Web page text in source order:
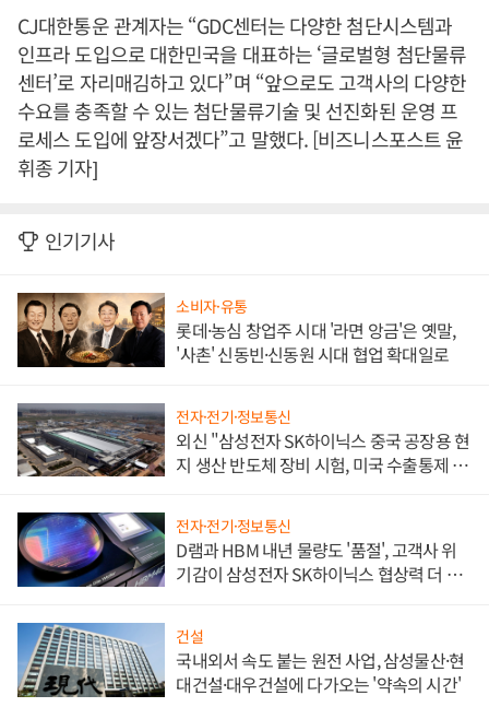
CJ대한통운 관계자는 “GDC센터는 다양한 첨단시스템과
인프라 도입으로 대한민국을 대표하는 ‘글로벌형 첨단물류
센터’로 자리매김하고 있다”며 “앞으로도 고객사의 다양한
수요를 충족할 수 있는 첨단물류기술 및 선진화된 운영 프
로세스 도입에 앞장서겠다”고 말했다. [비즈니스포스트 윤
휘종 기자]
인기기사
소비자·유통
롯데·농심 창업주 시대 '라면 앙금'은 옛말,
'사촌' 신동빈·신동원 시대 협업 확대일로
전자·전기·정보통신
외신 "삼성전자 SK하이닉스 중국 공장용 현
지 생산 반도체 장비 시험, 미국 수출통제 대
전자·전기·정보통신
D램과 HBM 내년 물량도 '품절', 고객사 위
기감이 삼성전자 SK하이닉스 협상력 더 키
건설
국내외서 속도 붙는 원전 사업, 삼성물산·현
대건설·대우건설에 다가오는 '약속의 시간'